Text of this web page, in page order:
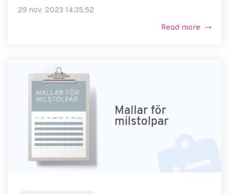
29 nov. 2023 14:35:52
Read more